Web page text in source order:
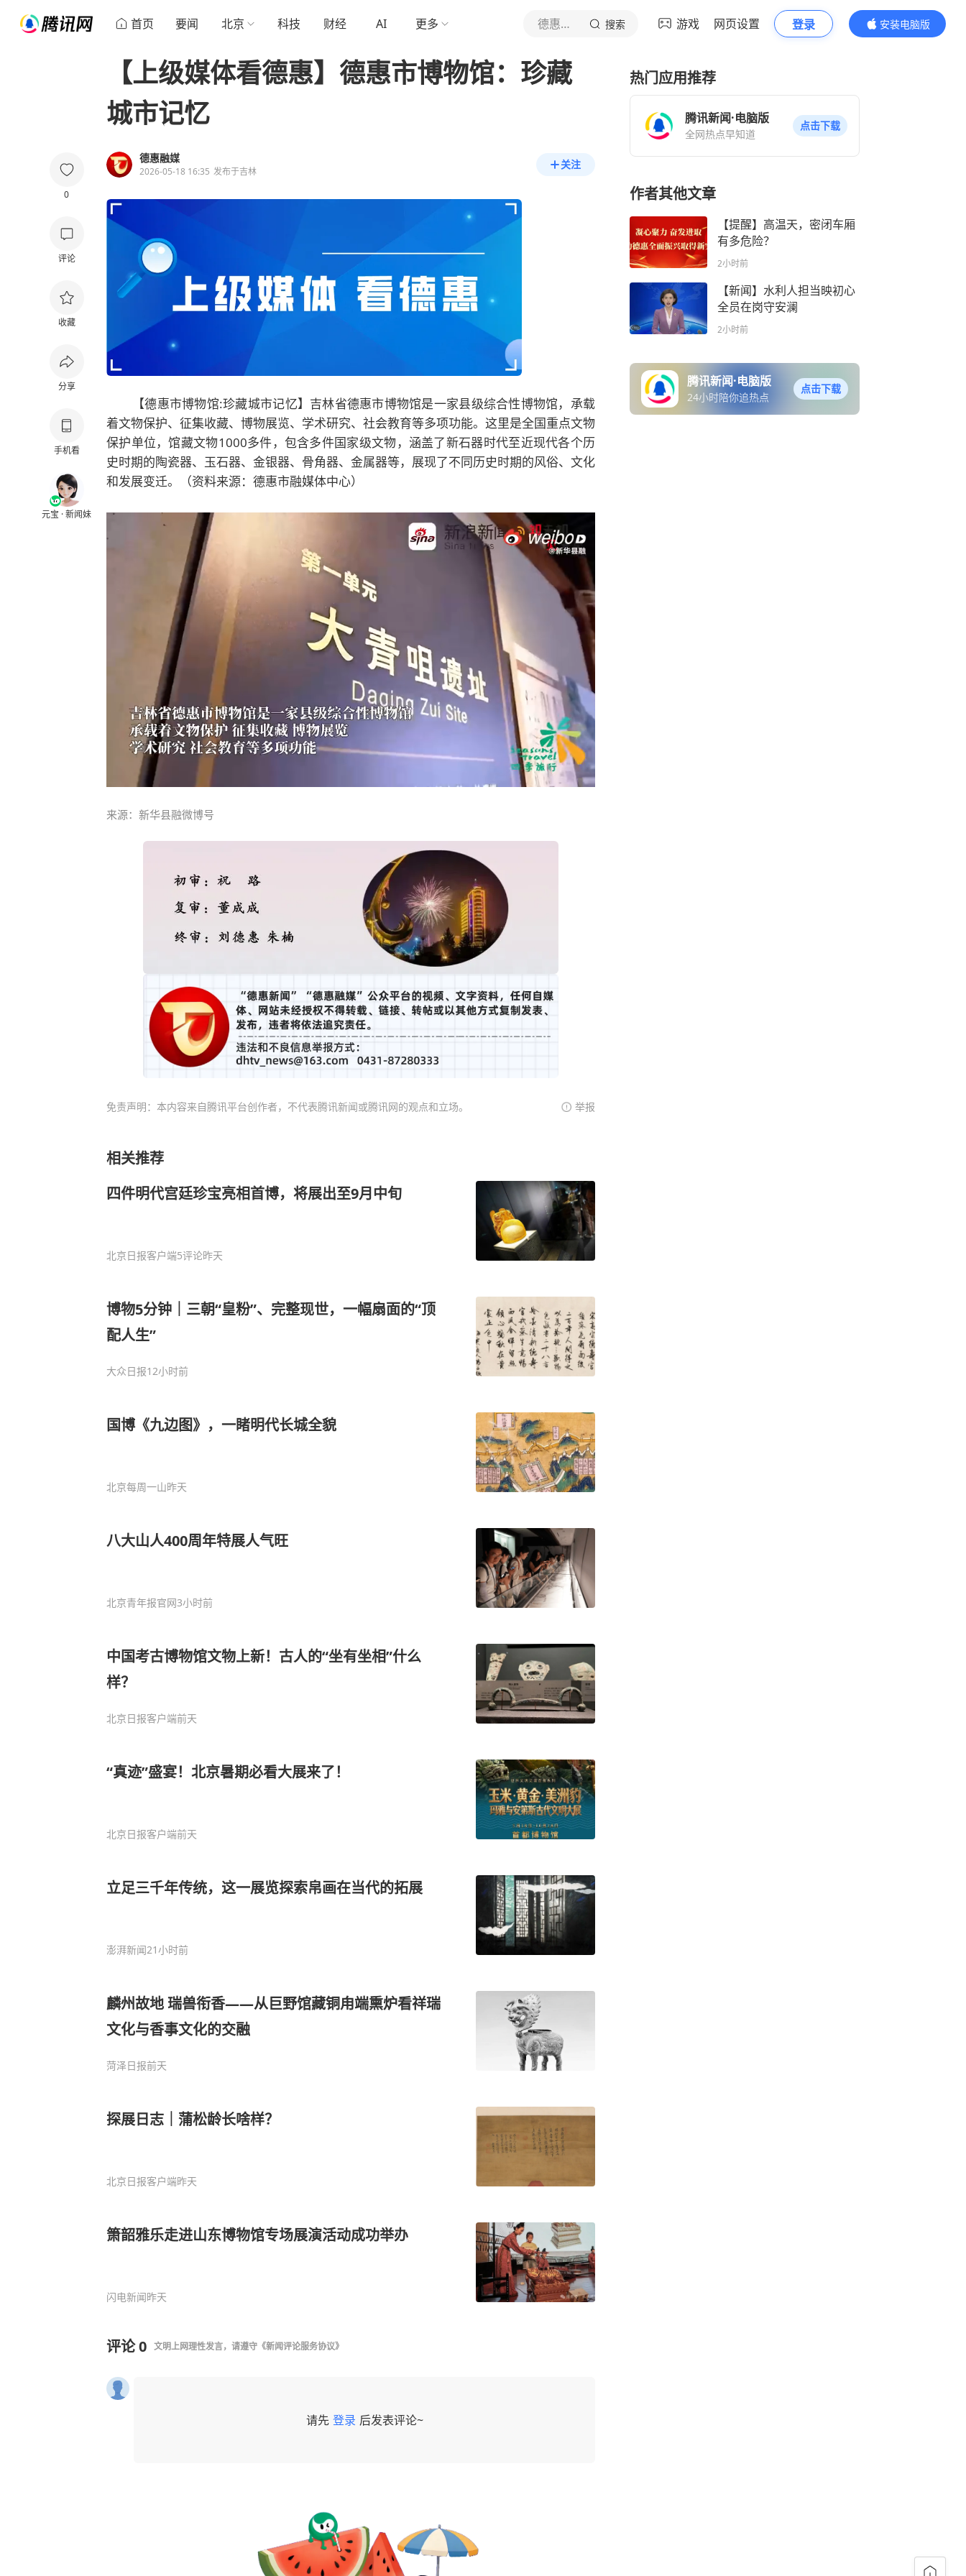
首页 要闻 北京 科技 财经 AI 更多 德惠融媒 搜索 游戏 网页设置 登录
安装电脑版
内容更精彩
0
评论
收藏
分享
手机看
元宝 · 新闻妹
【上级媒体看德惠】德惠市博物馆：珍藏
城市记忆
德惠融媒
2026-05-18 16:35 发布于吉林
关注
【德惠市博物馆:珍藏城市记忆】吉林省德惠市博物馆是一家县级综合性博物馆，承载
着文物保护、征集收藏、博物展览、学术研究、社会教育等多项功能。这里是全国重点文物
保护单位，馆藏文物1000多件，包含多件国家级文物，涵盖了新石器时代至近现代各个历
史时期的陶瓷器、玉石器、金银器、骨角器、金属器等，展现了不同历史时期的风俗、文化
和发展变迁。（资料来源：德惠市融媒体中心）
来源：新华县融微博号
免责声明：本内容来自腾讯平台创作者，不代表腾讯新闻或腾讯网的观点和立场。 举报
相关推荐
四件明代宫廷珍宝亮相首博，将展出至9月中旬
北京日报客户端5评论昨天
博物5分钟｜三朝“皇粉”、完整现世，一幅扇面的“顶
配人生”
大众日报12小时前
国博《九边图》，一睹明代长城全貌
北京每周一山昨天
八大山人400周年特展人气旺
北京青年报官网3小时前
中国考古博物馆文物上新！古人的“坐有坐相”什么
样？
北京日报客户端前天
“真迹”盛宴！北京暑期必看大展来了！
北京日报客户端前天
立足三千年传统，这一展览探索帛画在当代的拓展
澎湃新闻21小时前
麟州故地 瑞兽衔香——从巨野馆藏铜甪端熏炉看祥瑞
文化与香事文化的交融
菏泽日报前天
探展日志｜蒲松龄长啥样？
北京日报客户端昨天
箫韶雅乐走进山东博物馆专场展演活动成功举办
闪电新闻昨天
评论0 文明上网理性发言，请遵守 《新闻评论服务协议》
请先 登录 后发表评论~
热门应用推荐
腾讯新闻·电脑版
全网热点早知道
点击下载
作者其他文章
【提醒】高温天，密闭车厢
有多危险？
2小时前
【新闻】水利人担当映初心
全员在岗守安澜
2小时前
腾讯新闻·电脑版
24小时陪你追热点
点击下载